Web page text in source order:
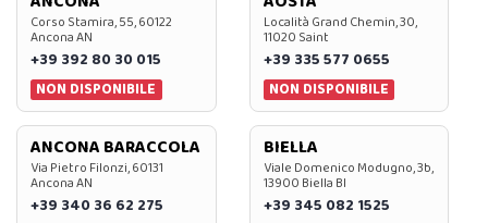
Corso Stamira, 55, 60122
Ancona AN
+39 392 80 30 015
NON DISPONIBILE
Località Grand Chemin, 30,
11020 Saint
+39 335 577 0655
NON DISPONIBILE
ANCONA BARACCOLA
Via Pietro Filonzi, 60131
Ancona AN
+39 340 36 62 275
BIELLA
Viale Domenico Modugno, 3b,
13900 Biella BI
+39 345 082 1525